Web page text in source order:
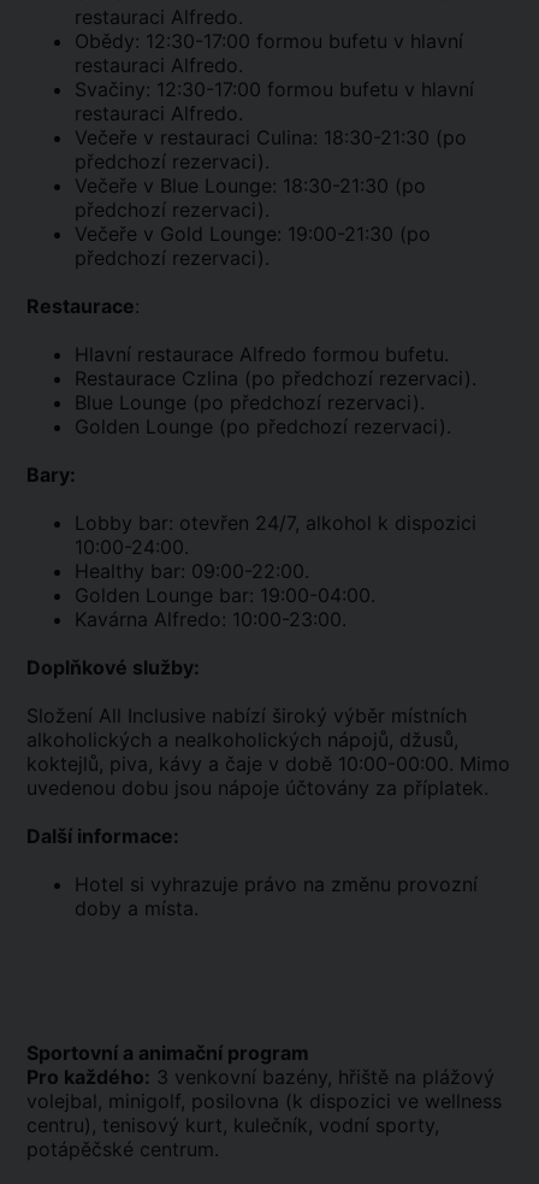
restauraci Alfredo.
Obědy: 12:30-17:00 formou bufetu v hlavní
restauraci Alfredo.
Svačiny: 12:30-17:00 formou bufetu v hlavní
restauraci Alfredo.
Večeře v restauraci Culina: 18:30-21:30 (po
předchozí rezervaci).
Večeře v Blue Lounge: 18:30-21:30 (po
předchozí rezervaci).
Večeře v Gold Lounge: 19:00-21:30 (po
předchozí rezervaci).
Restaurace:
Hlavní restaurace Alfredo formou bufetu.
Restaurace Czlina (po předchozí rezervaci).
Blue Lounge (po předchozí rezervaci).
Golden Lounge (po předchozí rezervaci).
Bary:
Lobby bar: otevřen 24/7, alkohol k dispozici
10:00-24:00.
Healthy bar: 09:00-22:00.
Golden Lounge bar: 19:00-04:00.
Kavárna Alfredo: 10:00-23:00.
Doplňkové služby:
Složení All Inclusive nabízí široký výběr místních
alkoholických a nealkoholických nápojů, džusů,
koktejlů, piva, kávy a čaje v době 10:00-00:00. Mimo
uvedenou dobu jsou nápoje účtovány za příplatek.
Další informace:
Hotel si vyhrazuje právo na změnu provozní
doby a místa.
Sportovní a animační program
Pro každého: 3 venkovní bazény, hřiště na plážový
volejbal, minigolf, posilovna (k dispozici ve wellness
centru), tenisový kurt, kulečník, vodní sporty,
potápěčské centrum.